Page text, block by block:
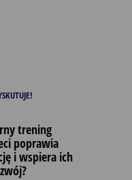
trening
poprawia
i wspiera ich